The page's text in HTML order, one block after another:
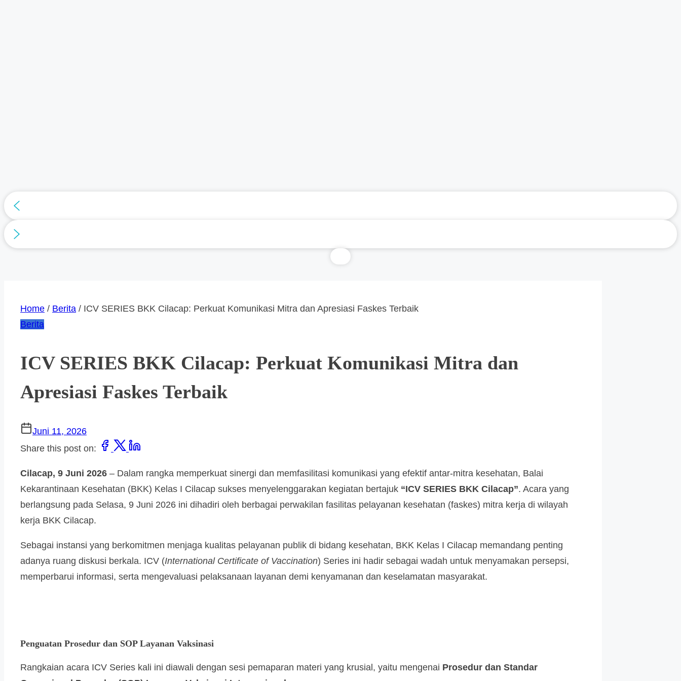
Home / Berita / ICV SERIES BKK Cilacap: Perkuat Komunikasi Mitra dan Apresiasi Faskes Terbaik
Berita
ICV SERIES BKK Cilacap: Perkuat Komunikasi Mitra dan
Apresiasi Faskes Terbaik
Juni 11, 2026
Share this post on:
Cilacap, 9 Juni 2026 – Dalam rangka memperkuat sinergi dan memfasilitasi komunikasi yang efektif antar-mitra kesehatan, Balai
Kekarantinaan Kesehatan (BKK) Kelas I Cilacap sukses menyelenggarakan kegiatan bertajuk “ICV SERIES BKK Cilacap”. Acara yang
berlangsung pada Selasa, 9 Juni 2026 ini dihadiri oleh berbagai perwakilan fasilitas pelayanan kesehatan (faskes) mitra kerja di wilayah
kerja BKK Cilacap.
Sebagai instansi yang berkomitmen menjaga kualitas pelayanan publik di bidang kesehatan, BKK Kelas I Cilacap memandang penting
adanya ruang diskusi berkala. ICV (International Certificate of Vaccination) Series ini hadir sebagai wadah untuk menyamakan persepsi,
memperbarui informasi, serta mengevaluasi pelaksanaan layanan demi kenyamanan dan keselamatan masyarakat.
Penguatan Prosedur dan SOP Layanan Vaksinasi
Rangkaian acara ICV Series kali ini diawali dengan sesi pemaparan materi yang krusial, yaitu mengenai Prosedur dan Standar